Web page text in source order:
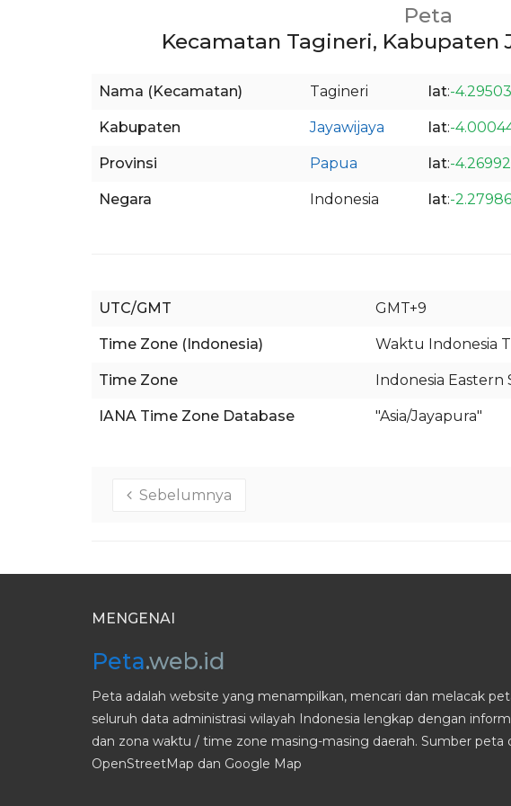
Peta
Kecamatan Tagineri, Kabupaten
Nama (Kecamatan) Tagineri lat:-
Kabupaten Jayawijaya lat:-
Provinsi Papua lat:-
Negara Indonesia lat:-
UTC/GMT GMT+9
Time Zone (Indonesia) Waktu Indonesia
Time Zone Indonesia Eastern
IANA Time Zone Database "Asia/Jayapura"
Sebelumnya
MENGENAI
Peta.web.id
Peta adalah website yang menampilkan, mencari dan melacak
seluruh data administrasi wilayah Indonesia lengkap dengan
dan zona waktu / time zone masing-masing daerah. Sumber peta
OpenStreetMap dan Google Map